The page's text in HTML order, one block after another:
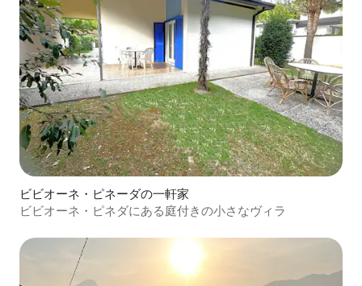
ビビオーネ・ピネーダの一軒家
ビビオーネ・ピネダにある庭付きの小さなヴィラ